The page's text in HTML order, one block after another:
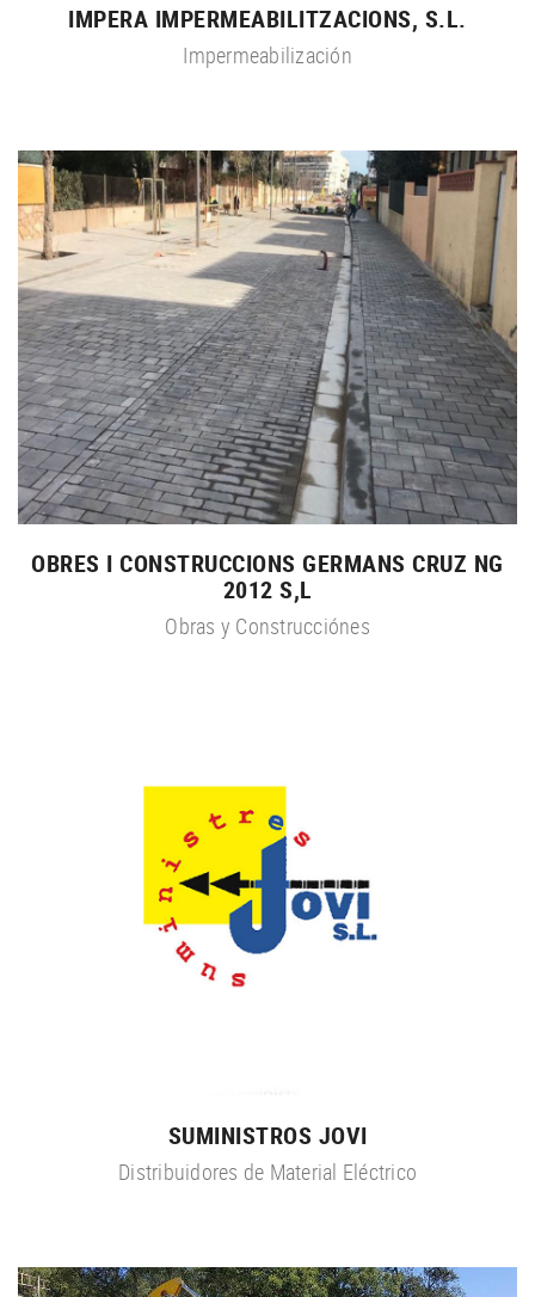
IMPERA IMPERMEABILITZACIONS, S.L.
Impermeabilización
OBRES I CONSTRUCCIONS GERMANS CRUZ NG
2012 S,L
Obras y Construcciónes
SUMINISTROS JOVI
Distribuidores de Material Eléctrico